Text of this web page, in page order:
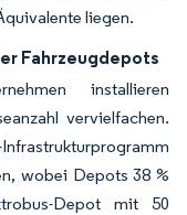
liegen.
Fahrzeugdepots
installieren
vervielfachen.
wobei Depots 38 %
Depot mit 50